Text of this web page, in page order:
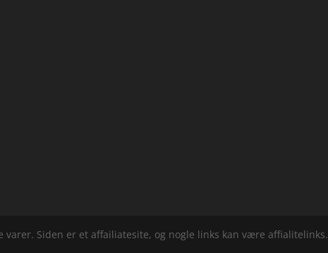
Siden er et affailiatesite, og nogle links kan være affialitelinks.